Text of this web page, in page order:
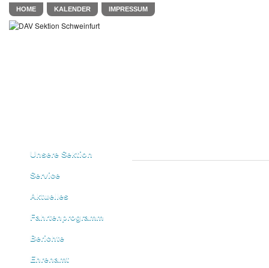
HOME KALENDER IMPRESSUM
Unsere Sektion
Service
Aktuelles
Fahrtenprogramm
Berichte
Ehrenamt